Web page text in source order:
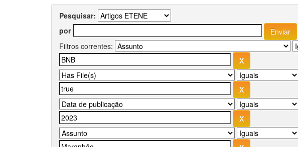
Pesquisar:
por
Filtros correntes: